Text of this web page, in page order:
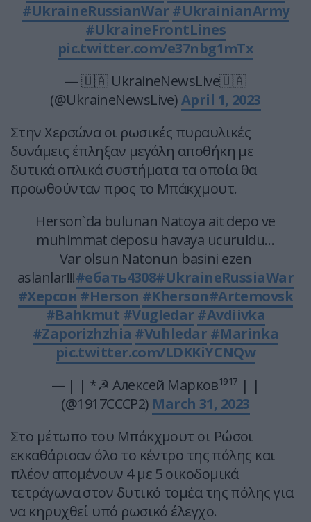
#UkraineRussianWar #UkrainianArmy
#UkraineFrontLines
pic.twitter.com/e37nbg1mTx
— 🇺🇦 UkraineNewsLive🇺🇦
(@UkraineNewsLive)April 1, 2023
Στην Χερσώνα οι ρωσικές πυραυλικές
δυνάμεις έπληξαν μεγάλη αποθήκη με
δυτικά οπλικά συστήματα τα οποία θα
προωθούνταν προς το Μπάκχμουτ.
Herson`da bulunan Natoya ait depo ve
muhimmat deposu havaya ucuruldu…
Var olsun Natonun basini ezen
aslanlar!!!#ебать4308#UkraineRussiaWar
#Херсон #Herson #Kherson#Artemovsk
#Bahkmut #Vugledar #Avdiivka
#Zaporizhzhia #Vuhledar #Marinka
pic.twitter.com/LDKKiYCNQw
— | | *☭ Алексей Марков¹⁹¹⁷ | |
(@1917CCCP2) March 31, 2023
Στο μέτωπο του Μπάκχμουτ οι Ρώσοι
εκκαθάρισαν όλο το κέντρο της πόλης και
πλέον απομένουν 4 με 5 οικοδομικά
τετράγωνα στον δυτικό τομέα της πόλης για
να κηρυχθεί υπό ρωσικό έλεγχο.